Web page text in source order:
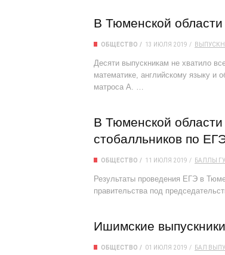
В Тюменской
ОБЩЕСТВО 13 ИЮЛЯ 2019
Десяти выпускникам не хватило
математике, английскому языку
матроса А. …
В Тюменской
стобалльников по
ОБЩЕСТВО 11 ИЮЛЯ 2019 БАЛЛЫ
Результаты проведения ЕГЭ в
правительства под
Ишимские
ОБЩЕСТВО 01 ИЮЛЯ 2019 БАЛ